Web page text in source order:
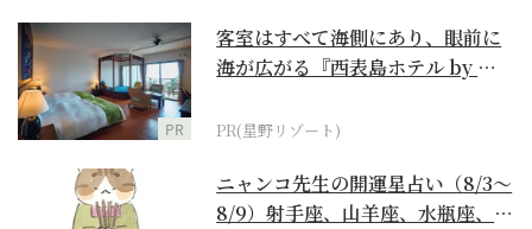
PR
客室はすべて海側にあり、眼前に
海が広がる『西表島ホテル by 星
PR(星野リゾート)
ニャンコ先生の開運星占い（8/3～
8/9）射手座、山羊座、水瓶座、魚